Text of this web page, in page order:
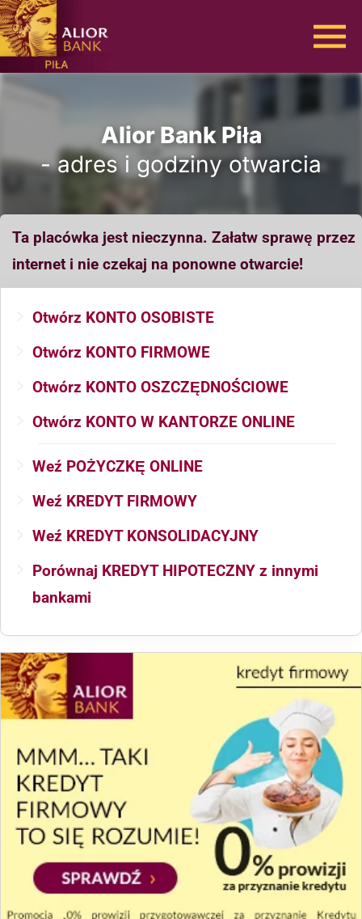
Alior Bank Piła
- adres i godziny otwarcia
Ta placówka jest nieczynna. Załatw sprawę przez
internet i nie czekaj na ponowne otwarcie!
Otwórz KONTO OSOBISTE
Otwórz KONTO FIRMOWE
Otwórz KONTO OSZCZĘDNOŚCIOWE
Otwórz KONTO W KANTORZE ONLINE
Weź POŻYCZKĘ ONLINE
Weź KREDYT FIRMOWY
Weź KREDYT KONSOLIDACYJNY
Porównaj KREDYT HIPOTECZNY z innymi
bankami